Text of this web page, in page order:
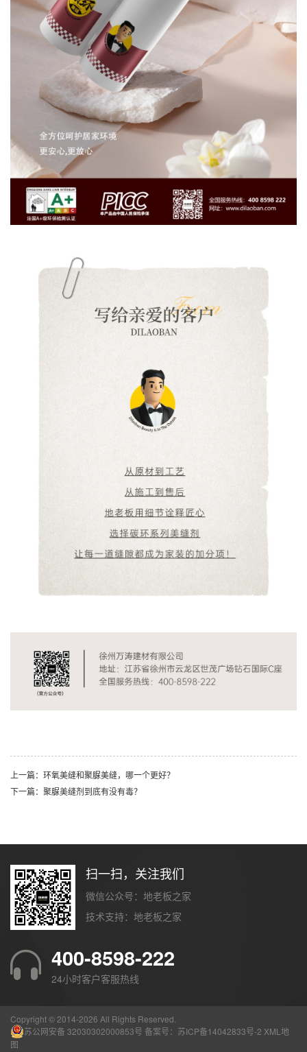
上一篇：环氧美缝和聚脲美缝，哪一个更好？
下一篇：聚脲美缝剂到底有没有毒？
扫一扫，关注我们
微信公众号：地老板之家
技术支持： 地老板之家
400-8598-222
24小时客户客服热线
Copyright © 2014-2026 All Rights Reserved.
苏公网安备 32030302000853号 备案号： 苏ICP备14042833号-2 XML地
图